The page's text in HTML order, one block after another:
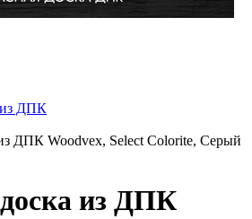
из ДПК
ДПК Woodvex, Select Colorite, Серый
из ДПК